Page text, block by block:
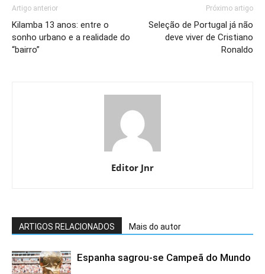
Artigo anterior
Kilamba 13 anos: entre o
sonho urbano e a realidade do
“bairro”
Próximo artigo
Seleção de Portugal já não
deve viver de Cristiano
Ronaldo
Editor Jnr
ARTIGOS RELACIONADOS Mais do autor
Espanha sagrou-se Campeã do Mundo